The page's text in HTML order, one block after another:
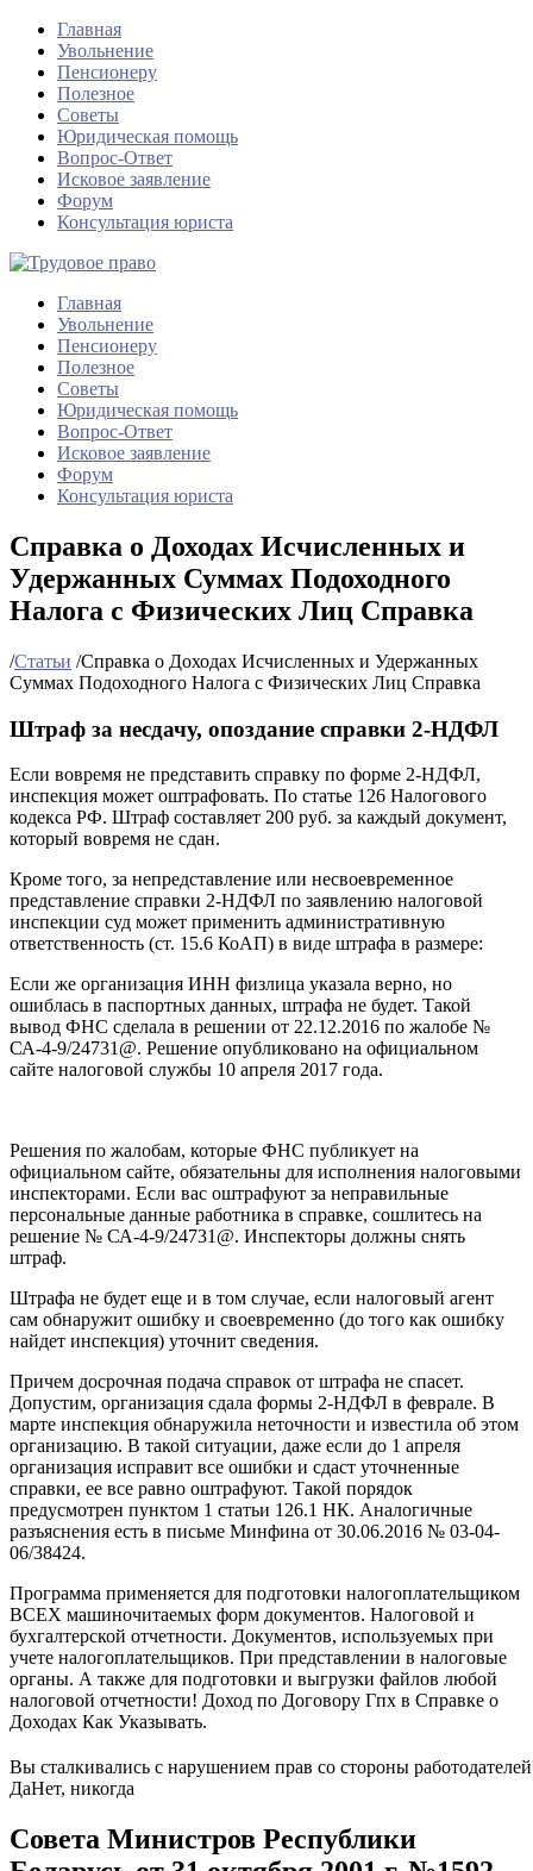
Главная
Увольнение
Пенсионеру
Полезное
Советы
Юридическая помощь
Вопрос-Ответ
Исковое заявление
Форум
Консультация юриста
Главная
Увольнение
Пенсионеру
Полезное
Советы
Юридическая помощь
Вопрос-Ответ
Исковое заявление
Форум
Консультация юриста
Справка о Доходах Исчисленных и
Удержанных Суммах Подоходного
Налога с Физических Лиц Справка
/Статьи /Справка о Доходах Исчисленных и Удержанных
Суммах Подоходного Налога с Физических Лиц Справка
Штраф за несдачу, опоздание справки 2-НДФЛ
Если вовремя не представить справку по форме 2-НДФЛ,
инспекция может оштрафовать. По статье 126 Налогового
кодекса РФ. Штраф составляет 200 руб. за каждый документ,
который вовремя не сдан.
Кроме того, за непредставление или несвоевременное
представление справки 2-НДФЛ по заявлению налоговой
инспекции суд может применить административную
ответственность (ст. 15.6 КоАП) в виде штрафа в размере:
Если же организация ИНН физлица указала верно, но
ошиблась в паспортных данных, штрафа не будет. Такой
вывод ФНС сделала в решении от 22.12.2016 по жалобе №
СА-4-9/24731@. Решение опубликовано на официальном
сайте налоговой службы 10 апреля 2017 года.
Решения по жалобам, которые ФНС публикует на
официальном сайте, обязательны для исполнения налоговыми
инспекторами. Если вас оштрафуют за неправильные
персональные данные работника в справке, сошлитесь на
решение № СА-4-9/24731@. Инспекторы должны снять
штраф.
Штрафа не будет еще и в том случае, если налоговый агент
сам обнаружит ошибку и своевременно (до того как ошибку
найдет инспекция) уточнит сведения.
Причем досрочная подача справок от штрафа не спасет.
Допустим, организация сдала формы 2-НДФЛ в феврале. В
марте инспекция обнаружила неточности и известила об этом
организацию. В такой ситуации, даже если до 1 апреля
организация исправит все ошибки и сдаст уточненные
справки, ее все равно оштрафуют. Такой порядок
предусмотрен пунктом 1 статьи 126.1 НК. Аналогичные
разъяснения есть в письме Минфина от 30.06.2016 № 03-04-
06/38424.
Программа применяется для подготовки налогоплательщиком
ВСЕХ машиночитаемых форм документов. Налоговой и
бухгалтерской отчетности. Документов, используемых при
учете налогоплательщиков. При представлении в налоговые
органы. А также для подготовки и выгрузки файлов любой
налоговой отчетности! Доход по Договору Гпх в Справке о
Доходах Как Указывать.
Вы сталкивались с нарушением прав со стороны
ДаНет, никогда
Совета Министров Республики